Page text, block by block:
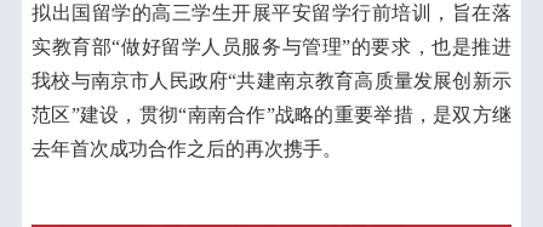
拟出国留学的高三学生开展平安留学行前培训，旨在落
实教育部“做好留学人员服务与管理”的要求，也是推进
我校与南京市人民政府“共建南京教育高质量发展创新示
范区”建设，贯彻“南南合作”战略的重要举措，是双方继
去年首次成功合作之后的再次携手。